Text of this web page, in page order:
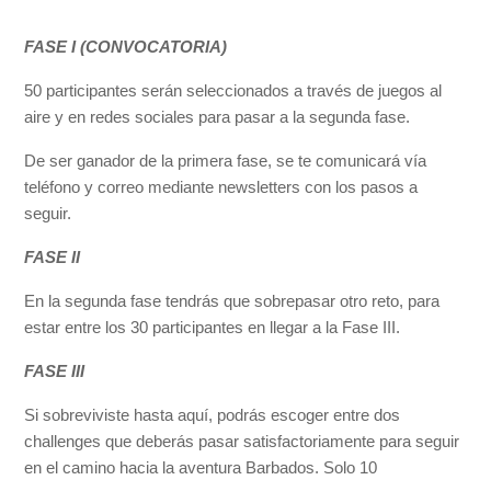
FASE I (CONVOCATORIA)
50 participantes serán seleccionados a través de juegos al
aire y en redes sociales para pasar a la segunda fase.
De ser ganador de la primera fase, se te comunicará vía
teléfono y correo mediante newsletters con los pasos a
seguir.
FASE II
En la segunda fase tendrás que sobrepasar otro reto, para
estar entre los 30 participantes en llegar a la Fase III.
FASE III
Si sobreviviste hasta aquí, podrás escoger entre dos
challenges que deberás pasar satisfactoriamente para seguir
en el camino hacia la aventura Barbados. Solo 10